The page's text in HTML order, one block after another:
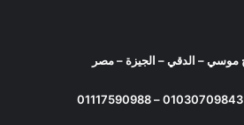
01030709843
–
01117590988